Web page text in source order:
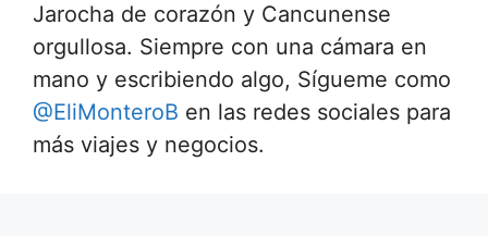
Jarocha de corazón y Cancunense
orgullosa. Siempre con una cámara en
mano y escribiendo algo, Sígueme como
@EliMonteroB en las redes sociales para
más viajes y negocios.